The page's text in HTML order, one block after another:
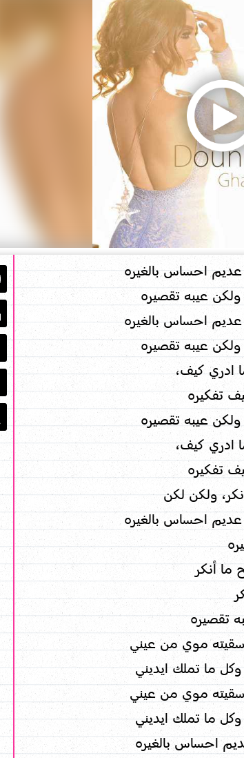
احساس بالغيره
عيبه تقصيره
احساس بالغيره
عيبه تقصيره
ادري كيف،
تفكيره
عيبه تقصيره
ادري كيف،
تفكيره
ولكن لكن
احساس بالغيره
ما أنكر
تقصيره
سقيته موي من عيني
ما تملك ايديني
سقيته موي من عيني
ما تملك ايديني
احساس بالغيره